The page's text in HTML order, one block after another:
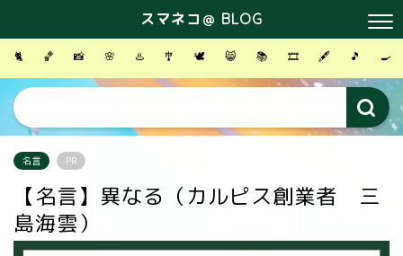
スマネコ＠ BLOG
🐈 🏀 📸 🌸 ♨️ 🎐 🕊 😸 📚 🎞 🖋 🎵 🍳
名言 PR
【名言】異なる（カルピス創業者 三
島海雲）